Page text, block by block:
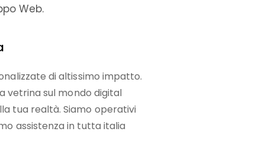
Web.
di altissimo impatto.
vetrina sul mondo digital
tua realtà. Siamo operativi
assistenza in tutta italia